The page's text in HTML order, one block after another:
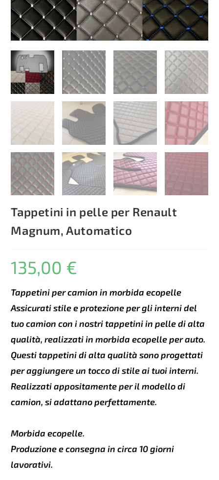
Tappetini in pelle per Renault
Magnum, Automatico
135,00 €
Tappetini per camion in morbida ecopelle
Assicurati stile e protezione per gli interni del
tuo camion con i nostri tappetini in pelle di alta
qualità, realizzati in morbida ecopelle per auto.
Questi tappetini di alta qualità sono progettati
per aggiungere un tocco di stile ai tuoi interni.
Realizzati appositamente per il modello di
camion, si adattano perfettamente.
Morbida ecopelle.
Produzione e consegna in circa 10 giorni
lavorativi.